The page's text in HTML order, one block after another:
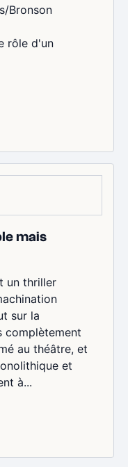
Bronson
rôle d'un
mais
un thriller
sur la
complètement
au théâtre, et
et
à...